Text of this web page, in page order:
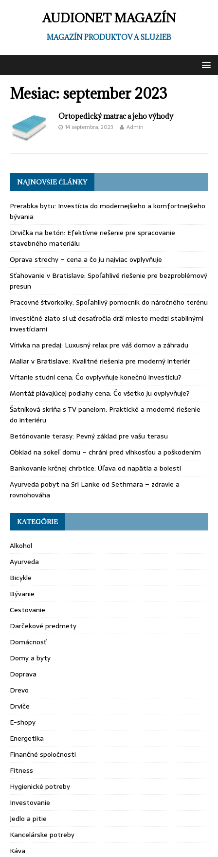
AUDIONET MAGAZÍN
MAGAZÍN PRODUKTOV A SLUŽIEB
Mesiac: september 2023
Ortopedický matrac a jeho výhody
14 septembra, 2023 Admin
NAJNOVŠIE ČLÁNKY
Prerabka bytu: Investícia do modernejšieho a komfortnejšieho
bývania
Drvička na betón: Efektívne riešenie pre spracovanie
stavebného materiálu
Oprava strechy – cena a čo ju najviac ovplyvňuje
Sťahovanie v Bratislave: Spoľahlivé riešenie pre bezproblémový
presun
Pracovné štvorkolky: Spoľahlivý pomocník do náročného terénu
Investičné zlato si už desaťročia drží miesto medzi stabilnými
investíciami
Vírivka na predaj: Luxusný relax pre váš domov a záhradu
Maliar v Bratislave: Kvalitné riešenia pre moderný interiér
Vŕtanie studní cena: Čo ovplyvňuje konečnú investíciu?
Montáž plávajúcej podlahy cena: Čo všetko ju ovplyvňuje?
Šatníková skriňa s TV panelom: Praktické a moderné riešenie
do interiéru
Betónovanie terasy: Pevný základ pre vašu terasu
Obklad na sokeľ domu – chráni pred vlhkosťou a poškodením
Bankovanie krčnej chrbtice: Úľava od napätia a bolesti
Ayurveda pobyt na Sri Lanke od Sethmara – zdravie a
rovnohováha
KATEGÓRIE
Alkohol
Ayurveda
Bicykle
Bývanie
Cestovanie
Darčekové predmety
Domácnosť
Domy a byty
Doprava
Drevo
Drviče
E-shopy
Energetika
Finančné spoločnosti
Fitness
Hygienické potreby
Investovanie
Jedlo a pitie
Kancelárske potreby
Káva